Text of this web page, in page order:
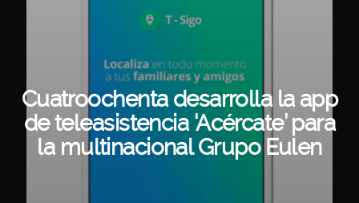
Cuatroochenta desarrolla la app
de teleasistencia ‘Acércate’ para
la multinacional Grupo Eulen